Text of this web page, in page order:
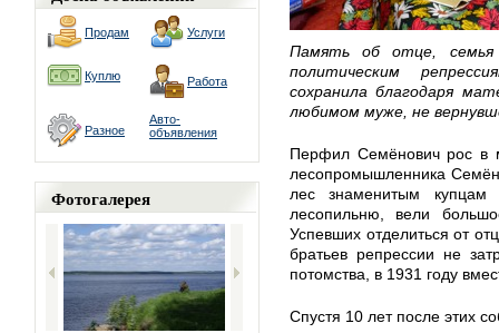
Продам Услуги
Куплю Работа
Разное
Авто-
объявления
Фотогалерея
Память об отце, семья
политическим
сохранила благодаря
любимом муже, не
Перфил Семёнович рос в
лесопромышленника
лес знаменитым купцам
лесопильню, вели
Успевших отделиться от
братьев репрессии не
потомства, в 1931 году
Спустя 10 лет после этих